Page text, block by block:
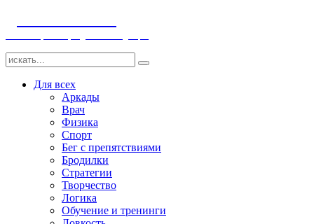
Для всех
Аркады
Врач
Физика
Спорт
Бег с препятствиями
Бродилки
Стратегии
Творчество
Логика
Обучение и тренинги